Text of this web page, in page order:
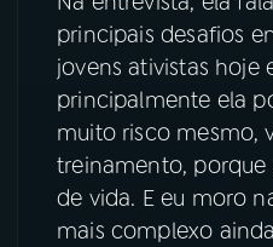
principais desafios
jovens ativistas hoje
principalmente ela
muito risco mesmo,
treinamento,
de vida. E eu moro
mais complexo